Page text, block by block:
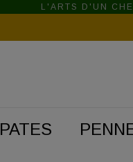
L'ARTS D'UN
PATES